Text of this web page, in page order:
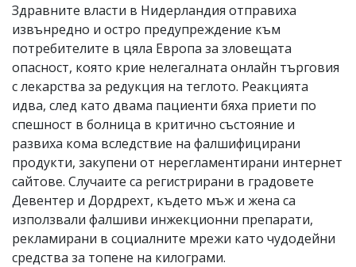
моля
сигнализирайте
Здравните власти в Нидерландия отправиха
извънредно и остро предупреждение към
потребителите в цяла Европа за зловещата
опасност, която крие нелегалната онлайн търговия
с лекарства за редукция на теглото. Реакцията
идва, след като двама пациенти бяха приети по
спешност в болница в критично състояние и
развиха кома вследствие на фалшифицирани
продукти, закупени от нерегламентирани интернет
сайтове. Случаите са регистрирани в градовете
Девентер и Дордрехт, където мъж и жена са
използвали фалшиви инжекционни препарати,
рекламирани в социалните мрежи като чудодейни
средства за топене на килограми.